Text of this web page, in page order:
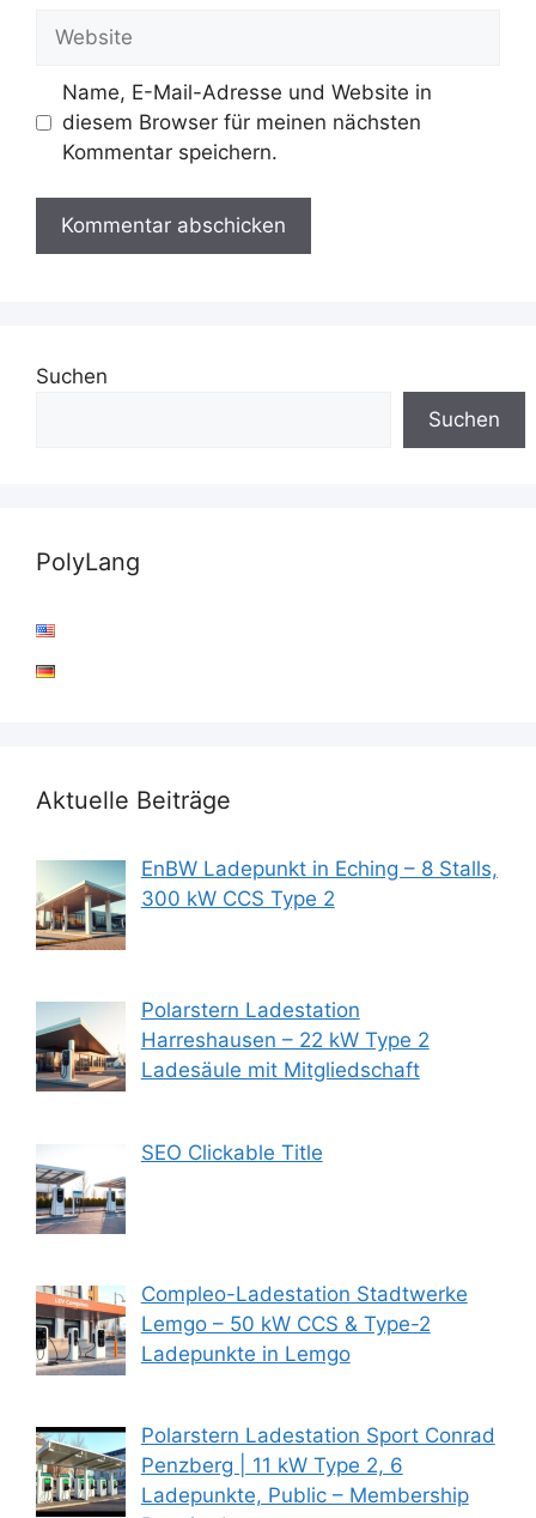
Name, E-Mail-Adresse und Website in
diesem Browser für meinen nächsten
Kommentar speichern.
Suchen
Suchen
PolyLang
Aktuelle Beiträge
EnBW Ladepunkt in Eching – 8 Stalls,
300 kW CCS Type 2
Polarstern Ladestation
Harreshausen – 22 kW Type 2
Ladesäule mit Mitgliedschaft
SEO Clickable Title
Compleo-Ladestation Stadtwerke
Lemgo – 50 kW CCS & Type-2
Ladepunkte in Lemgo
Polarstern Ladestation Sport Conrad
Penzberg | 11 kW Type 2, 6
Ladepunkte, Public – Membership